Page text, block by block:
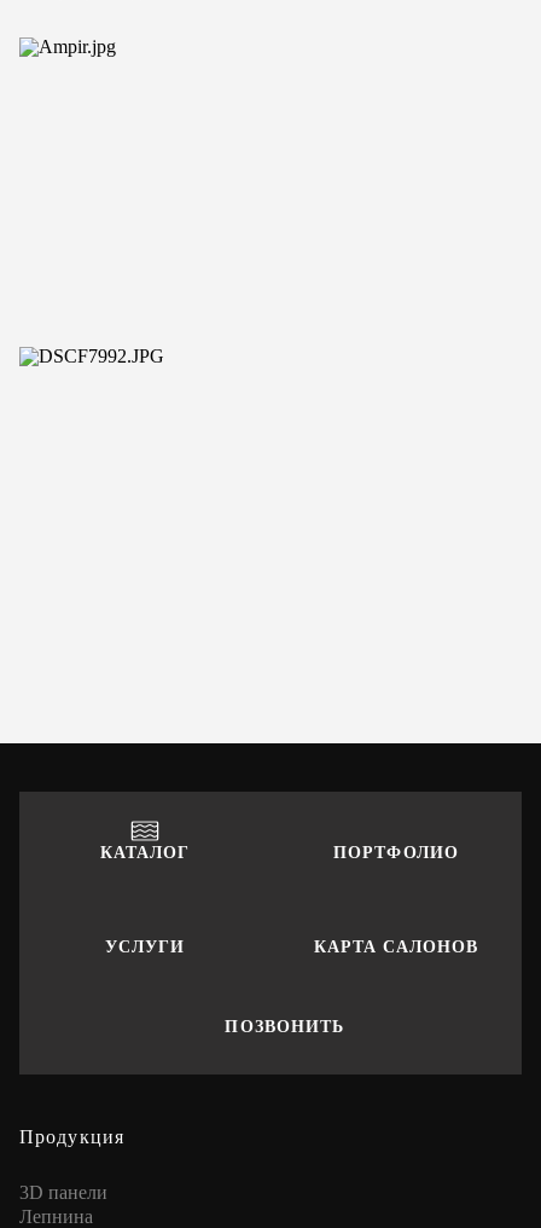
КАТАЛОГ ПОРТФОЛИО
УСЛУГИ КАРТА САЛОНОВ
ПОЗВОНИТЬ
Продукция
3D панели
Лепнина